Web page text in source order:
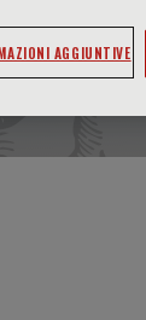
AGGIUNTIVE